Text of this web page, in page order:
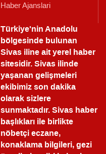
Haber Ajanslari
Türkiye'nin Anadolu
bölgesinde bulunan
Sivas iline ait yerel haber
sitesidir. Sivas ilinde
yaşanan gelişmeleri
ekibimiz son dakika
olarak sizlere
sunmaktadır.Sivas haber
başlıkları ile birlikte
nöbetçi eczane,
konaklama bilgileri, gezi